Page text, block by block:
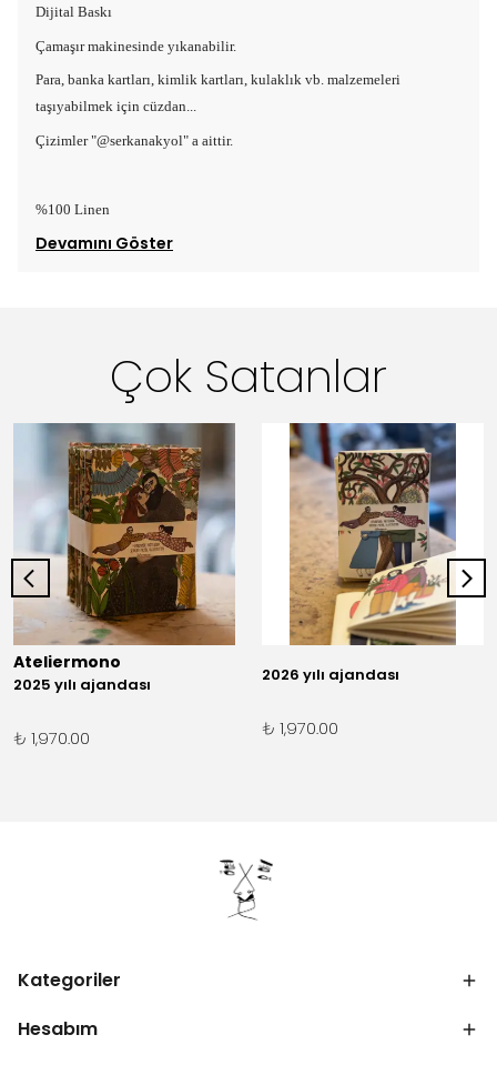
Dijital Baskı
Çamaşır makinesinde yıkanabilir.
Para, banka kartları, kimlik kartları, kulaklık vb. malzemeleri
taşıyabilmek için cüzdan...
Çizimler "@serkanakyol" a aittir.
%100 Linen
Devamını Göster
Çok Satanlar
Ateliermono
2025 yılı ajandası
₺ 1,970.00
2026 yılı ajandası
₺ 1,970.00
Kategoriler
Hesabım